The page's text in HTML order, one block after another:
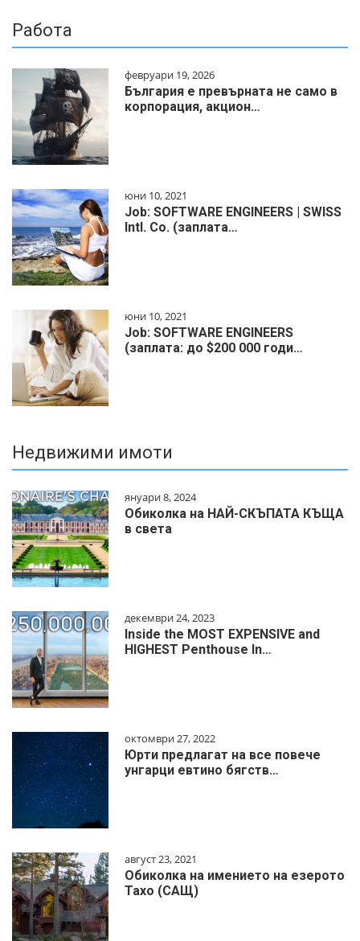
Работа
февруари 19, 2026
България е превърната не само в
корпорация, акцион…
юни 10, 2021
Job: SOFTWARE ENGINEERS | SWISS
Intl. Co. (заплата…
юни 10, 2021
Job: SOFTWARE ENGINEERS
(заплата: до $200 000 годи…
Недвижими имоти
януари 8, 2024
Обиколка на НАЙ-СКЪПАТА КЪЩА
в света
декември 24, 2023
Inside the MOST EXPENSIVE and
HIGHEST Penthouse In…
октомври 27, 2022
Юрти предлагат на все повече
унгарци евтино бягств…
август 23, 2021
Обиколка на имението на езерото
Тахо (САЩ)